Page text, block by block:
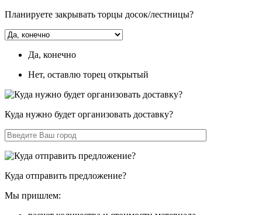
Планируете закрывать торцы досок/лестницы?
Да, конечно
Нет, оставлю торец открытый
Куда нужно будет организовать доставку?
Куда отправить предложение?
Мы пришлем: